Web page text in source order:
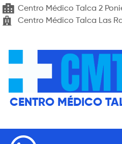
Centro Médico Talca 2
Centro Médico Talca Las
CENTRO MÉDICO